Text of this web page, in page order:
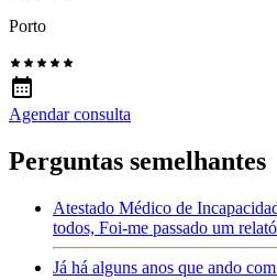
Porto
Agendar consulta
Perguntas semelhantes
Atestado Médico de
todos, Foi-me passado um
Já há alguns anos que ando